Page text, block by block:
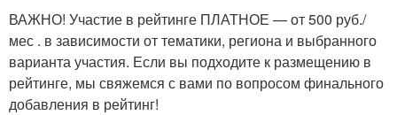
ВАЖНО! Участие в рейтинге ПЛАТНОЕ — от 500 руб./
мес . в зависимости от тематики, региона и выбранного
варианта участия. Если вы подходите к размещению в
рейтинге, мы свяжемся с вами по вопросом финального
добавления в рейтинг!